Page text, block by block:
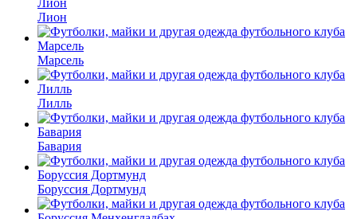
Лион
Марсель
Лилль
Бавария
Боруссия Дортмунд